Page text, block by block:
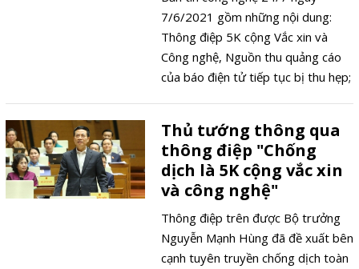
7/6/2021 gồm những nội dung:
Thông điệp 5K cộng Vắc xin và
Công nghệ, Nguồn thu quảng cáo
của báo điện tử tiếp tục bị thu hẹp;
dụng tạo công cụ hack tự động;
Apple trang bị cảm biến Lidar cho 4
mẫu iPhone 13; NSND Hồng Vân
cúi đầu xin lỗi khán giả; Bắt đầu
cuộc đua nghiên cứu vaccine thế hệ
thứ 2 ngừa COVID-19 trên toàn
cầu
Thủ tướng thông qua
thông điệp "Chống
dịch là 5K cộng vắc xin
và công nghệ"
Thông điệp trên được Bộ trưởng
Nguyễn Mạnh Hùng đã đề xuất bên
cạnh tuyên truyền chống dịch toàn